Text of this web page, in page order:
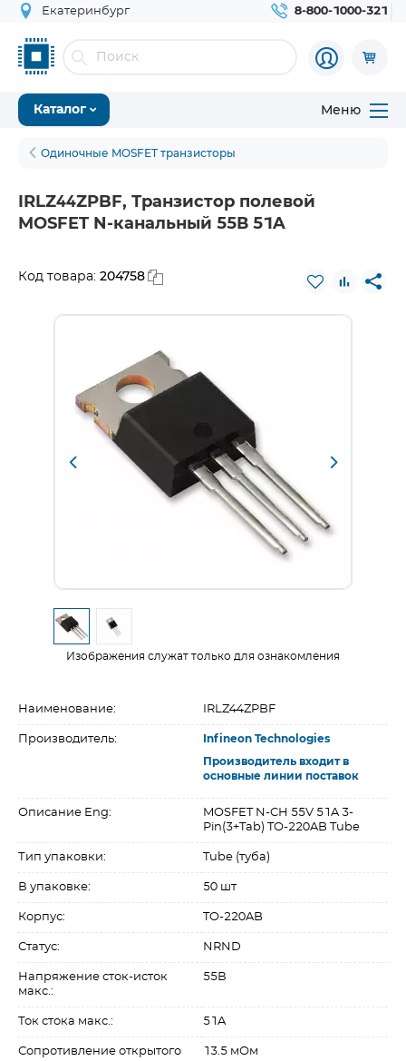
Екатеринбург 8-800-1000-321
Каталог Меню
Одиночные MOSFET транзисторы
IRLZ44ZPBF, Транзистор полевой
MOSFET N-канальный 55В 51A
Код товара: 204758
Изображения служат только для ознакомления
Наименование: IRLZ44ZPBF
Производитель: Infineon Technologies
Производитель входит в
основные линии поставок
Описание Eng:
MOSFET N-CH 55V 51A 3-
Pin(3+Tab) TO-220AB Tube
Тип упаковки: Tube (туба)
В упаковке: 50 шт
Корпус: TO-220AB
Статус: NRND
Напряжение сток-исток
макс.:
55В
Ток стока макс.: 51A
Сопротивление открытого
13.5 мОм